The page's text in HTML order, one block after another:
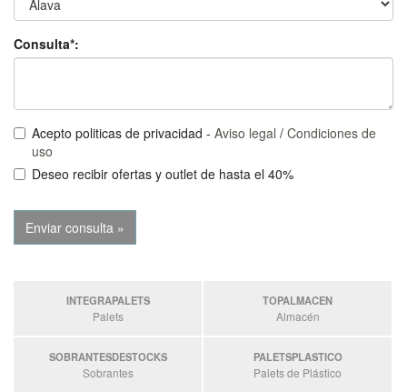
Consulta*:
Acepto politicas de privacidad - Aviso legal / Condiciones de
uso
Deseo recibir ofertas y outlet de hasta el 40%
INTEGRAPALETS
Palets
TOPALMACEN
Almacén
SOBRANTESDESTOCKS
Sobrantes
PALETSPLASTICO
Palets de Plástico